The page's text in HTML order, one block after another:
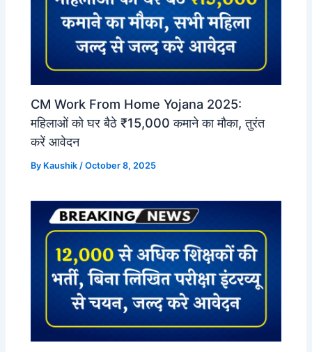
CM Work From Home Yojana 2025:
महिलाओं को घर बैठे ₹15,000 कमाने का मौका, तुरंत
करें आवेदन
By Kaushik/October 8, 2025